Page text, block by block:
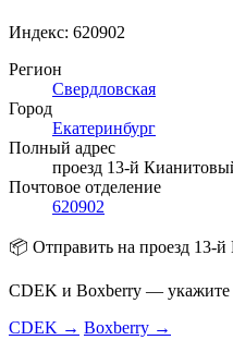
Индекс: 620902
Регион
Свердловская
Город
Екатеринбург
Полный адрес
проезд 13-й
Почтовое отделение
620902
📦 Отправить на проезд 13-
CDEK и Boxberry — укажите
CDEK → Boxberry →